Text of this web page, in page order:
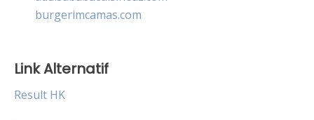
burgerimcamas.com
Link Alternatif
Result HK